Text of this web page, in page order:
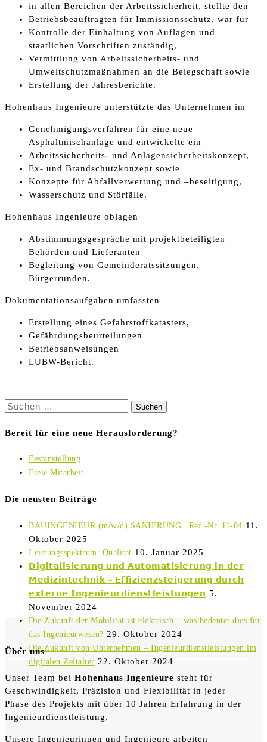
in allen Bereichen der Arbeitssicherheit, stellte den
Betriebsbeauftragten für Immissionsschutz, war für
Kontrolle der Einhaltung von Auflagen und
staatlichen Vorschriften zuständig,
Vermittlung von Arbeitssicherheits- und
Umweltschutzmaßnahmen an die Belegschaft sowie
Erstellung der Jahresberichte.
Hohenhaus Ingenieure unterstützte das Unternehmen im
Genehmigungsverfahren für eine neue
Asphaltmischanlage und entwickelte ein
Arbeitssicherheits- und Anlagensicherheitskonzept,
Ex- und Brandschutzkonzept sowie
Konzepte für Abfallverwertung und –beseitigung,
Wasserschutz und Störfälle.
Hohenhaus Ingenieure oblagen
Abstimmungsgespräche mit projektbeteiligten
Behörden und Lieferanten
Begleitung von Gemeinderatssitzungen,
Bürgerrunden.
Dokumentationsaufgaben umfassten
Erstellung eines Gefahrstoffkatasters,
Gefährdungsbeurteilungen
Betriebsanweisungen
LUBW-Bericht.
Suchen
Bereit für eine neue Herausforderung?
Festanstellung
Freie Mitarbeit
Die neusten Beiträge
BAUINGENIEUR (m/w/d) SANIERUNG | Ref.-Nr. 11-04 11.
Oktober 2025
Leistungsspektrum: Qualität 10. Januar 2025
𝗗𝗶𝗴𝗶𝘁𝗮𝗹𝗶𝘀𝗶𝗲𝗿𝘂𝗻𝗴 𝘂𝗻𝗱 𝗔𝘂𝘁𝗼𝗺𝗮𝘁𝗶𝘀𝗶𝗲𝗿𝘂𝗻𝗴 𝗶𝗻 𝗱𝗲𝗿
𝗠𝗲𝗱𝗶𝘇𝗶𝗻𝘁𝗲𝗰𝗵𝗻𝗶𝗸 – 𝗘𝗳𝗳𝗶𝘇𝗶𝗲𝗻𝘇𝘀𝘁𝗲𝗶𝗴𝗲𝗿𝘂𝗻𝗴 𝗱𝘂𝗿𝗰𝗵
𝗲𝘅𝘁𝗲𝗿𝗻𝗲 𝗜𝗻𝗴𝗲𝗻𝗶𝗲𝘂𝗿𝗱𝗶𝗲𝗻𝘀𝘁𝗹𝗲𝗶𝘀𝘁𝘂𝗻𝗴𝗲𝗻 5.
November 2024
Die Zukunft der Mobilität ist elektrisch – was bedeutet dies für
das Ingenieurwesen? 29. Oktober 2024
Die Zukunft von Unternehmen – Ingenieurdienstleistungen im
digitalen Zeitalter 22. Oktober 2024
Über uns
Unser Team bei Hohenhaus Ingenieure steht für
Geschwindigkeit, Präzision und Flexibilität in jeder
Phase des Projekts mit über 10 Jahren Erfahrung in der
Ingenieurdienstleistung.
Unsere Ingenieurinnen und Ingenieure arbeiten